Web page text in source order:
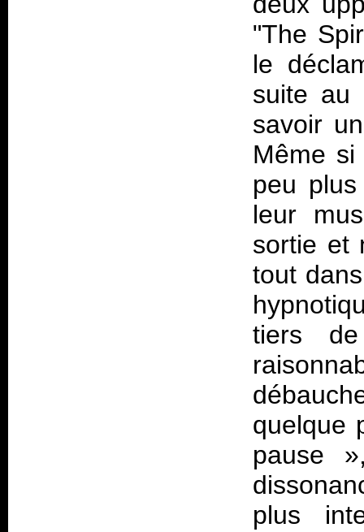
"The
le
suite au
savoir
Même
peu plus
leur
sortie et
tout
tiers
quelque
pause
plus